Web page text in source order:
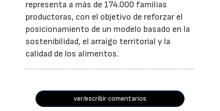
representa a más de 174.000 familias
productoras, con el objetivo de reforzar el
posicionamiento de un modelo basado en la
sostenibilidad, el arraigo territorial y la
calidad de los alimentos.
ver/escribir comentarios